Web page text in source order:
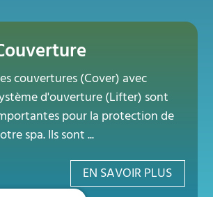
couvertures (Cover) avec
d'ouverture (Lifter) sont
pour la protection de
spa. Ils sont ...
EN SAVOIR PLUS